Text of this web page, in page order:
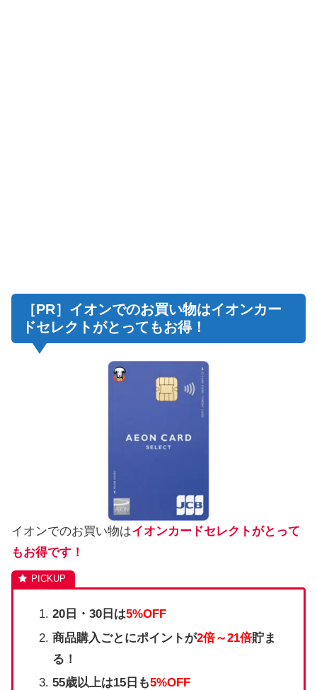
［PR］イオンでのお買い物はイオンカー
ドセレクトがとってもお得！
イオンでのお買い物はイオンカードセレクトがとって
もお得です！
20日・30日は5%OFF
商品購入ごとにポイントが2倍～21倍貯ま
る！
55歳以上は15日も5%OFF